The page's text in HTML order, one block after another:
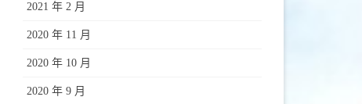
2021 年 2 月
2020 年 11 月
2020 年 10 月
2020 年 9 月